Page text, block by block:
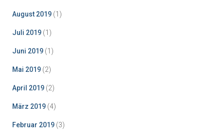
August 2019 (1)
Juli 2019 (1)
Juni 2019 (1)
Mai 2019 (2)
April 2019 (2)
März 2019 (4)
Februar 2019 (3)